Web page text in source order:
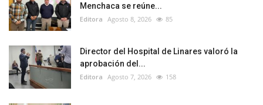
Menchaca se reúne...
Editora Agosto 8, 2026 85
Director del Hospital de Linares valoró la
aprobación del...
Editora Agosto 7, 2026 158